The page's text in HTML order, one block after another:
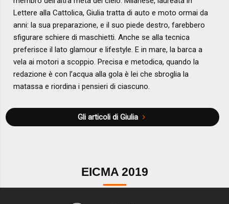
Lettere alla Cattolica, Giulia tratta di auto e moto ormai da
anni: la sua preparazione, e il suo piede destro, farebbero
sfigurare schiere di maschietti. Anche se alla tecnica
preferisce il lato glamour e lifestyle. E in mare, la barca a
vela ai motori a scoppio. Precisa e metodica, quando la
redazione è con l’acqua alla gola è lei che sbroglia la
matassa e riordina i pensieri di ciascuno.
Gli articoli di Giulia
EICMA 2019